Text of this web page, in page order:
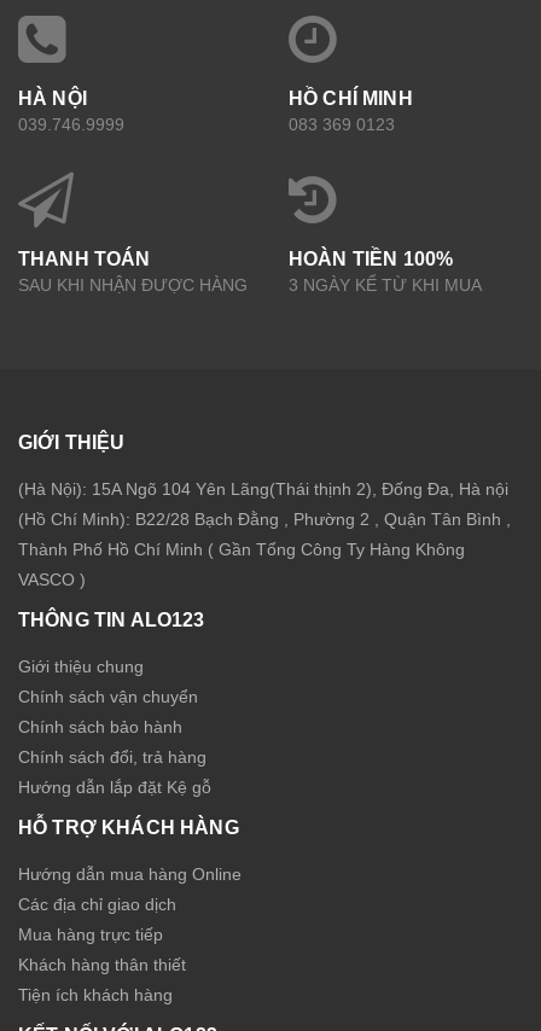
HÀ NỘI
039.746.9999
HỒ CHÍ MINH
083 369 0123
THANH TOÁN
SAU KHI NHẬN ĐƯỢC HÀNG
HOÀN TIỀN 100%
3 NGÀY KỂ TỪ KHI MUA
GIỚI THIỆU
(Hà Nội): 15A Ngõ 104 Yên Lãng(Thái thịnh 2), Đống Đa, Hà nội
(Hồ Chí Minh): B22/28 Bạch Đằng , Phường 2 , Quận Tân Bình ,
Thành Phố Hồ Chí Minh ( Gần Tổng Công Ty Hàng Không
VASCO )
THÔNG TIN ALO123
Giới thiệu chung
Chính sách vận chuyển
Chính sách bảo hành
Chính sách đổi, trả hàng
Hướng dẫn lắp đặt Kệ gỗ
HỖ TRỢ KHÁCH HÀNG
Hướng dẫn mua hàng Online
Các địa chỉ giao dịch
Mua hàng trực tiếp
Khách hàng thân thiết
Tiện ích khách hàng